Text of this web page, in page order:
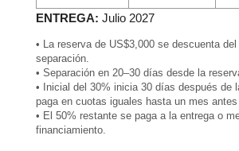
ENTREGA: Julio 2027
• La reserva de US$3,000 se descuenta
separación.
• Separación en 20–30 días desde la
• Inicial del 30% inicia 30 días después de
paga en cuotas iguales hasta un mes
• El 50% restante se paga a la entrega o
financiamiento.